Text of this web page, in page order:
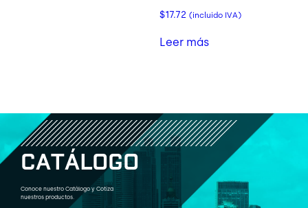
$17.72 (incluido IVA)
Leer más
CATÁLOGO
Conoce nuestro Catálogo y Cotiza
nuestros productos.